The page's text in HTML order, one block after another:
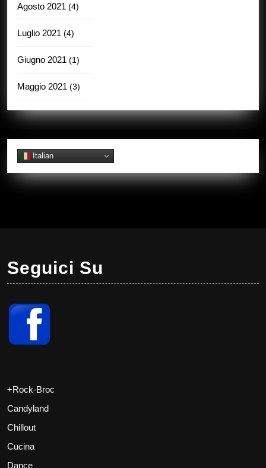
Agosto 2021 (4)
Luglio 2021 (4)
Giugno 2021 (1)
Maggio 2021 (3)
Italian
Seguici Su
+Rock-Broc
Candyland
Chillout
Cucina
Dance